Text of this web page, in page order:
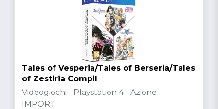
Tales of Vesperia/Tales of Berseria/Tales
of Zestiria Compil
Videogiochi - Playstation 4 - Azione -
IMPORT